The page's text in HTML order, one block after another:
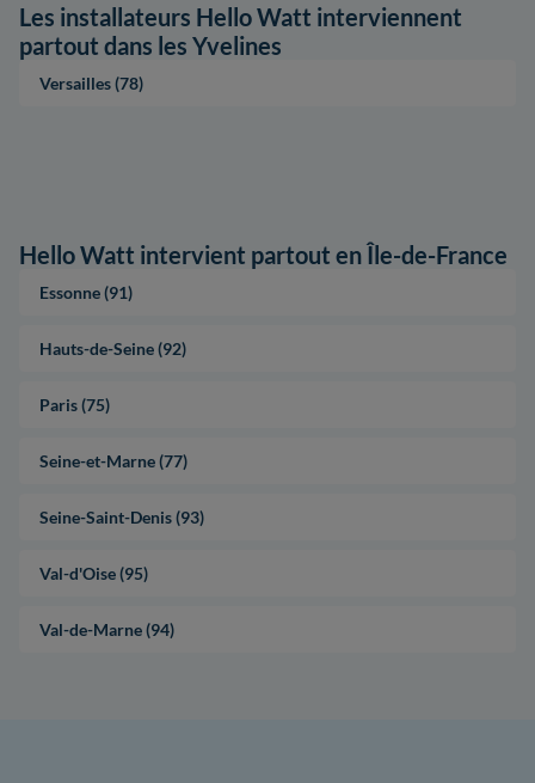
Les installateurs Hello Watt interviennent
partout dans les Yvelines
Versailles (78)
Hello Watt intervient partout en Île-de-France
Essonne (91)
Hauts-de-Seine (92)
Paris (75)
Seine-et-Marne (77)
Seine-Saint-Denis (93)
Val-d'Oise (95)
Val-de-Marne (94)